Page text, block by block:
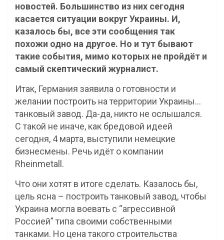
новостей. Большинство из них сегодня
касается ситуации вокруг Украины. И,
казалось бы, все эти сообщения так
похожи одно на другое. Но и тут бывают
такие события, мимо которых не пройдёт и
самый скептический журналист.
Итак, Германия заявила о готовности и
желании построить на территории Украины…
танковый завод. Да-да, никто не ослышался.
С такой не иначе, как бредовой идеей
сегодня, 4 марта, выступили немецкие
бизнесмены. Речь идёт о компании
Rheinmetall.
Что они хотят в итоге сделать. Казалось бы,
цель ясна – построить танковый завод, чтобы
Украина могла воевать с “агрессивной
Россией” типа своими собственными
танками. Но цена такого строительства